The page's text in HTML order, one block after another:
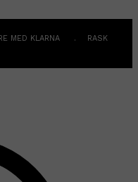
MED KLARNA . RASK